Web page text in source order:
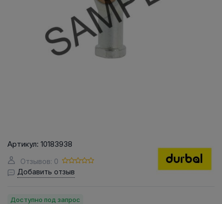
Артикул: 10183938
Отзывов: 0
Добавить отзыв
Доступно под запрос